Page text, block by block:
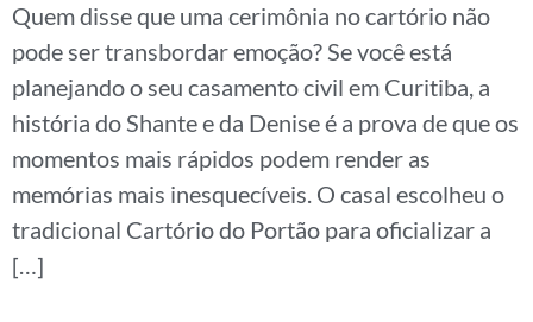
Quem disse que uma cerimônia no cartório não
pode ser transbordar emoção? Se você está
planejando o seu casamento civil em Curitiba, a
história do Shante e da Denise é a prova de que os
momentos mais rápidos podem render as
memórias mais inesquecíveis. O casal escolheu o
tradicional Cartório do Portão para oficializar a
[…]